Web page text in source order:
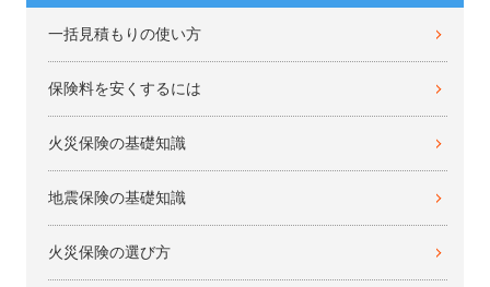
一括見積もりの使い方
保険料を安くするには
火災保険の基礎知識
地震保険の基礎知識
火災保険の選び方